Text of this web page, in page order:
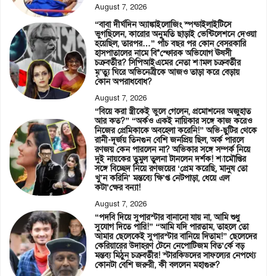
August 7, 2026
“বাবা দীর্ঘদিন অ্যাঙ্কাইলোজিং স্পন্ডাইলাইটিসে
ভুগছিলেন, কারোর অনুমতি ছাড়াই ভেন্টিলেশনে দেওয়া
হয়েছিল, তারপর…” পাঁচ বছর পর কোন বেসরকারি
হাসপাতালের নামে বি*স্ফোরক অভিযোগ ঊষসী
চক্রবর্তীর? সিপিআইএমের নেতা শ্যামল চক্রবর্তীর
মৃ’ত্যু ঘিরে অভিনেত্রীকে আজও তাড়া করে বেড়ায়
কোন অপরাধবোধ?
August 7, 2026
“বিয়ে করা স্ত্রীকেই ভুলে গেলেন, প্রমোশনের অজুহাত
আর কত?” “অর্কও একই নায়িকার সঙ্গে কাজ করেও
নিজের প্রেমিকাকে অবহেলা করেনি!” অভি-ছুটির থেকে
রানী-দূর্জয় তিনগুন বেশি জনপ্রিয় ছিল, অর্ক পারলে
রণজয় কেন পারলেন না? অভিকার সঙ্গে সম্পর্ক নিয়ে
দুই নায়কের তুমুল তুলনা টানলেন দর্শক! শ্যামৌপ্তির
সঙ্গে বিচ্ছেদ নিয়ে রণজয়ের ‘প্রেম করেছি, মানুষ তো
খু’ন করিনি’ মন্তব্যে ক্ষি’প্ত নেটপাড়া, ধেয়ে এল
কটা’ক্ষের বন্যা!
August 7, 2026
“পদবি দিয়ে সুপারস্টার বানানো যায় না, আমি শুধু
সুযোগ দিতে পারি!” “আমি যদি পারতাম, তাহলে তো
আমার ছেলেকেই সুপারস্টার বানিয়ে দিতাম!” ছেলেদের
কেরিয়ারের উদাহরণ টেনে নেপোটিজম বিত’র্কে বড়
মন্তব্য মিঠুন চক্রবর্তীর! স্টারকিডদের সাফল্যের নেপথ্যে
কোনটা বেশি জরুরী, কী বললেন মহাগুরু?